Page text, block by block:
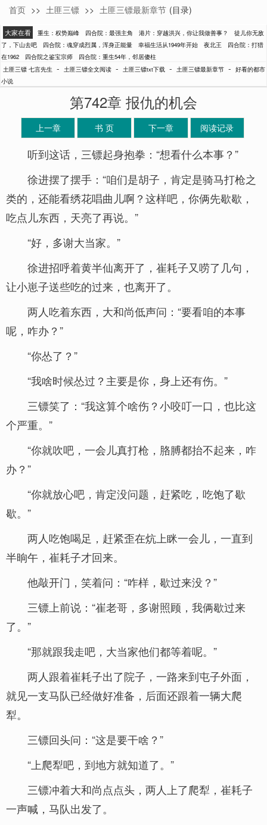
七言先生
首页 >> 土匪三镖 >> 土匪三镖最新章节 (目录)
大家在看 重生：权势巅峰 四合院：最强主角 港片：穿越洪兴，你让我做善事？
徒儿你无敌
了，下山去吧
四合院：魂穿成烈属，浑身正能量 幸福生活从1949年开始 夜北王
四合院：打猎
在1962
四合院之鉴宝宗师
四合院：重生54年，邻居傻柱
土匪三镖 七言先生 - 土匪三镖全文阅读 - 土匪三镖txt下载 - 土匪三镖最新章节 - 好看的都市
小说
第742章 报仇的机会
上一章 书 页 下一章 阅读记录
听到这话，三镖起身抱拳：“想看什么本事？”
徐进摆了摆手：“咱们是胡子，肯定是骑马打枪之
类的，还能看绣花唱曲儿啊？这样吧，你俩先歇歇，
吃点儿东西，天亮了再说。”
“好，多谢大当家。”
徐进招呼着黄半仙离开了，崔耗子又唠了几句，
让小崽子送些吃的过来，也离开了。
两人吃着东西，大和尚低声问：“要看咱的本事
呢，咋办？”
“你怂了？”
“我啥时候怂过？主要是你，身上还有伤。”
三镖笑了：“我这算个啥伤？小咬叮一口，也比这
个严重。”
“你就吹吧，一会儿真打枪，胳膊都抬不起来，咋
办？”
“你就放心吧，肯定没问题，赶紧吃，吃饱了歇
歇。”
两人吃饱喝足，赶紧歪在炕上眯一会儿，一直到
半晌午，崔耗子才回来。
他敲开门，笑着问：“咋样，歇过来没？”
三镖上前说：“崔老哥，多谢照顾，我俩歇过来
了。”
“那就跟我走吧，大当家他们都等着呢。”
两人跟着崔耗子出了院子，一路来到屯子外面，
就见一支马队已经做好准备，后面还跟着一辆大爬
犁。
三镖回头问：“这是要干啥？”
“上爬犁吧，到地方就知道了。”
三镖冲着大和尚点点头，两人上了爬犁，崔耗子
一声喊，马队出发了。